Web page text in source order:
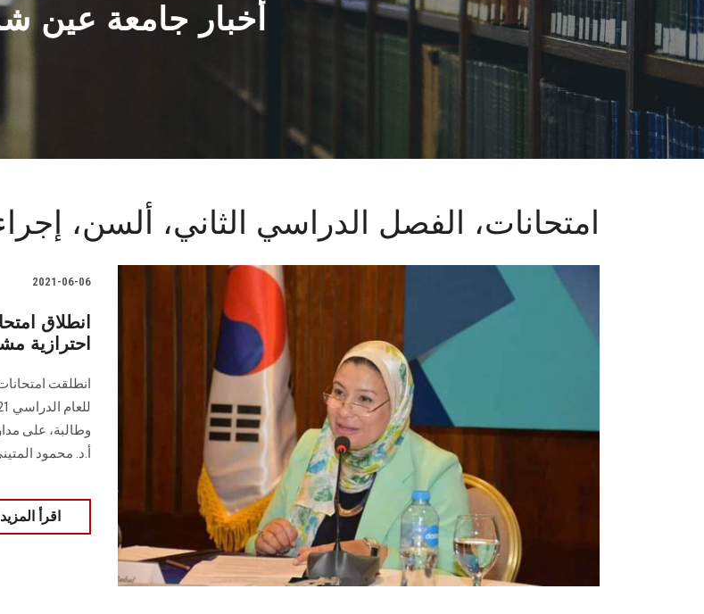
أخبار جامعة
امتحانات، الفصل الدراسي الثاني، ألسن،
2021-06-06
انطلاق
احترازية
انطلقت
وطالبة، على
أ.د. محمود
اقرأ المزيد